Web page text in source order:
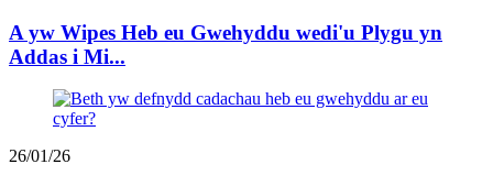
A yw Wipes Heb eu Gwehyddu wedi'u Plygu yn
Addas i Mi...
26/01/26